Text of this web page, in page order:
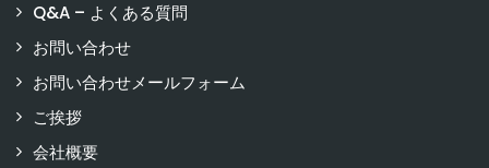
Q&A – よくある質問
お問い合わせ
お問い合わせメールフォーム
ご挨拶
会社概要